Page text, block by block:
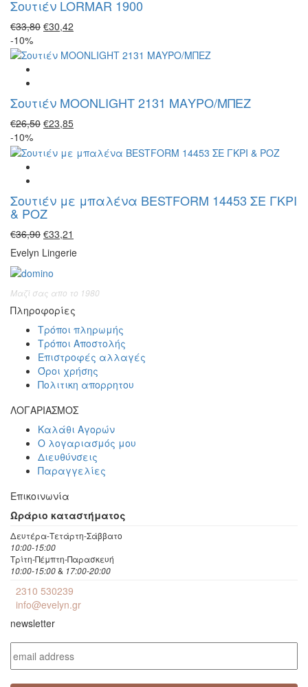
Σουτιέν LORMAR 1900
€33,80 Original
was:
€30,42
τιμή
-10%
Σουτιέν MOONLIGHT 2131 ΜΑΥΡΟ/ΜΠΕΖ
€26,50 Original
was:
€23,85Η
τιμή
-10%
Σουτιέν με μπαλένα BESTFORM 14453 ΣΕ ΓΚΡΙ
& ΡΟΖ
€36,90 Original
price
was:
€36,90.
€33,21
τιμή
€33,21.
Evelyn Lingerie
Μαζί σας απο το 1980
Πληροφορίες
Τρόποι πληρωμής
Τρόποι Αποστολής
Επιστροφές αλλαγές
Όροι χρήσης
Πολιτικη απορρητου
ΛΟΓΑΡΙΑΣΜΟΣ
Καλάθι Αγορών
Ο λογαριασμός μου
Διευθύνσεις
Παραγγελίες
Επικοινωνία
Ωράριο καταστήματος
Δευτέρα-Τετάρτη-Σάββατο
10:00-15:00
Τρίτη-Πέμπτη-Παρασκευή
10:00-15:00& 17:00-20:00
2310 530239
info@evelyn.gr
newsletter